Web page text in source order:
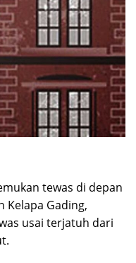
tewas di depan
Kelapa Gading,
usai terjatuh dari